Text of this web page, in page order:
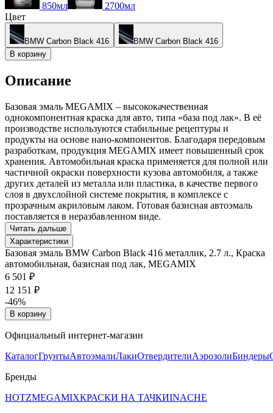
850мл
2700мл
Цвет
BMW Carbon Black 416
BMW Carbon Black 416
В корзину
Описание
Базовая эмаль MEGAMIX – высококачественная
однокомпонентная краска для авто, типа «база под лак». В её
производстве используются стабильные рецептуры и
продукты на основе нано-компонентов. Благодаря передовым
разработкам, продукция MEGAMIX имеет повышенный срок
хранения. Автомобильная краска применяется для полной или
частичной окраски поверхности кузова автомобиля, а также
других деталей из металла или пластика, в качестве первого
слоя в двухслойной системе покрытия, в комплексе с
прозрачным акриловым лаком. Готовая базисная автоэмаль
поставляется в неразбавленном виде.
Читать дальше
Характеристики
Базовая эмаль BMW Carbon Black 416 металлик, 2.7 л., Краска
автомобильная, базисная под лак, MEGAMIX
6 501 ₽
12 151 ₽
-46%
В корзину
Официальный интернет-магазин
КаталогГрунтыАвтоэмалиЛакиОтвердителиАэрозолиБиндеры
Бренды
HOTZMEGAMIXКРАСКИ НА ТАЧКИINACHE